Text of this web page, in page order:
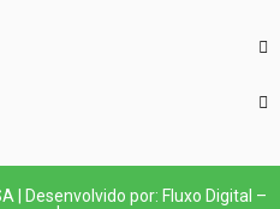
| Desenvolvido por: Fluxo Digital –